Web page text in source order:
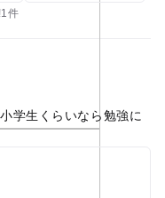
1件
学生くらいなら勉強に